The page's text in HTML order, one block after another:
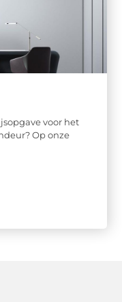
voor het
Op onze